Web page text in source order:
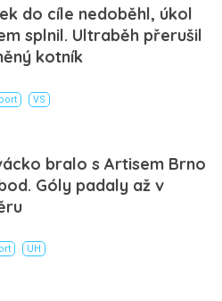
do cíle nedoběhl, úkol
splnil. Ultraběh přerušil
kotník
VS
bralo s Artisem Brno
Góly padaly až v
UH